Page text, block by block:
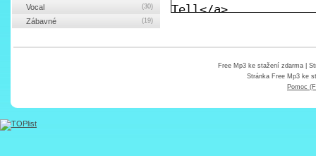
Vocal (30)
Zábavné (19)
Free Mp3 ke stažení zdarma|
Stránka Free Mp3 ke
Pomoc